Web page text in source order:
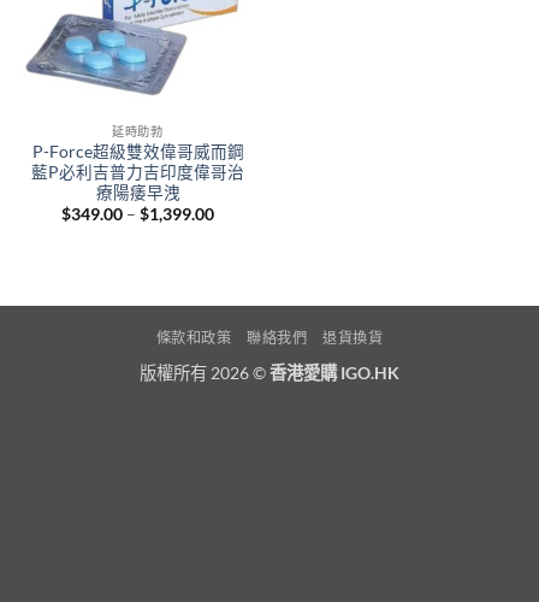
延時助勃
P-Force超級雙效偉哥威而鋼
藍P必利吉普力吉印度偉哥治
療陽痿早洩
$349.00 – $1,399.00Price
條款和政策 聯絡我們 退貨換貨
版權所有 2026 ©香港愛購 IGO.HK